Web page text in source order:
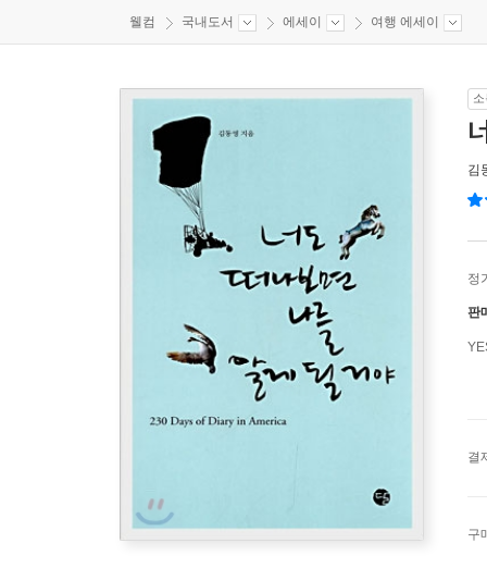
웰컴 국내도서 에세이 여행 에세이
김
정
판
결
구